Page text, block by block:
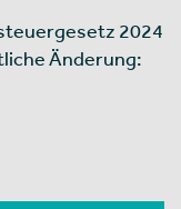
2024
Änderung: